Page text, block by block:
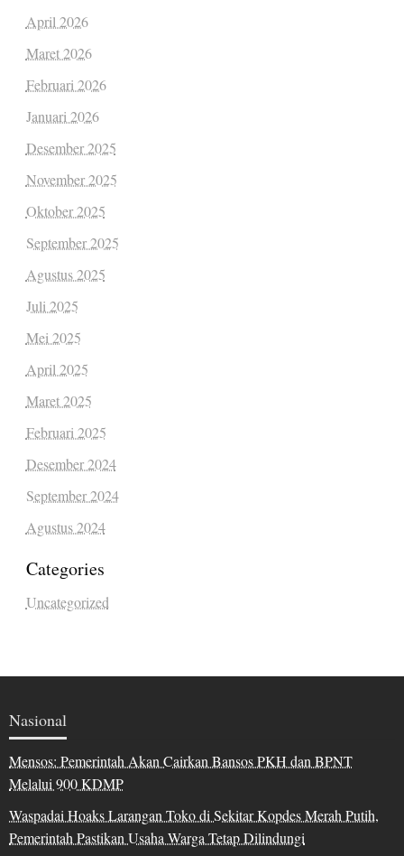
April 2026
Maret 2026
Februari 2026
Januari 2026
Desember 2025
November 2025
Oktober 2025
September 2025
Agustus 2025
Juli 2025
Mei 2025
April 2025
Maret 2025
Februari 2025
Desember 2024
September 2024
Agustus 2024
Categories
Uncategorized
Nasional
Mensos: Pemerintah Akan Cairkan Bansos PKH dan BPNT
Melalui 900 KDMP
Waspadai Hoaks Larangan Toko di Sekitar Kopdes Merah Putih,
Pemerintah Pastikan Usaha Warga Tetap Dilindungi